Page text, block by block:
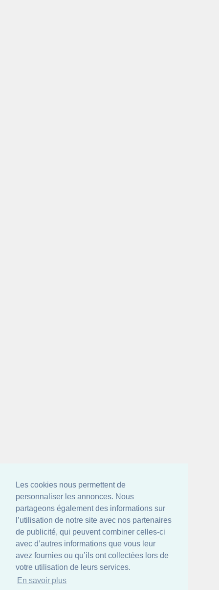
Les cookies nous permettent de
personnaliser les annonces. Nous
partageons également des informations sur
l’utilisation de notre site avec nos partenaires
de publicité, qui peuvent combiner celles-ci
avec d’autres informations que vous leur
avez fournies ou qu’ils ont collectées lors de
votre utilisation de leurs services.
En savoir plus